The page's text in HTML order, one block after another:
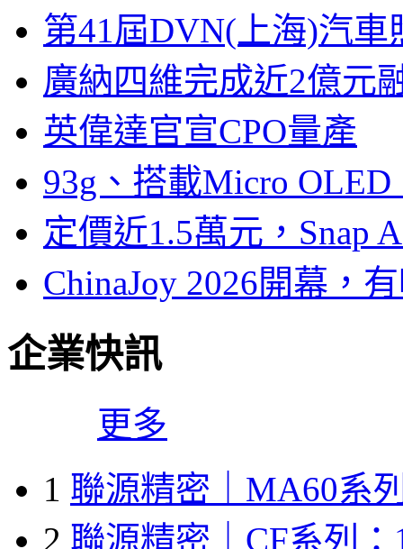
第41屆DVN(上海)汽
廣納四維完成近2億元
英偉達官宣CPO量產
93g、搭載Micro
定價近1.5萬元，Snap
ChinaJoy 2026開幕，
企業快訊
更多
1 聯源精密｜MA60系
2 聯源精密｜CF系列：